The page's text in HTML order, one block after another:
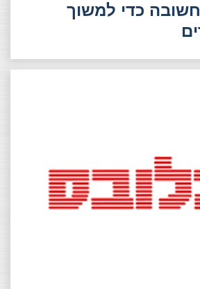
חשובה כדי למשוך